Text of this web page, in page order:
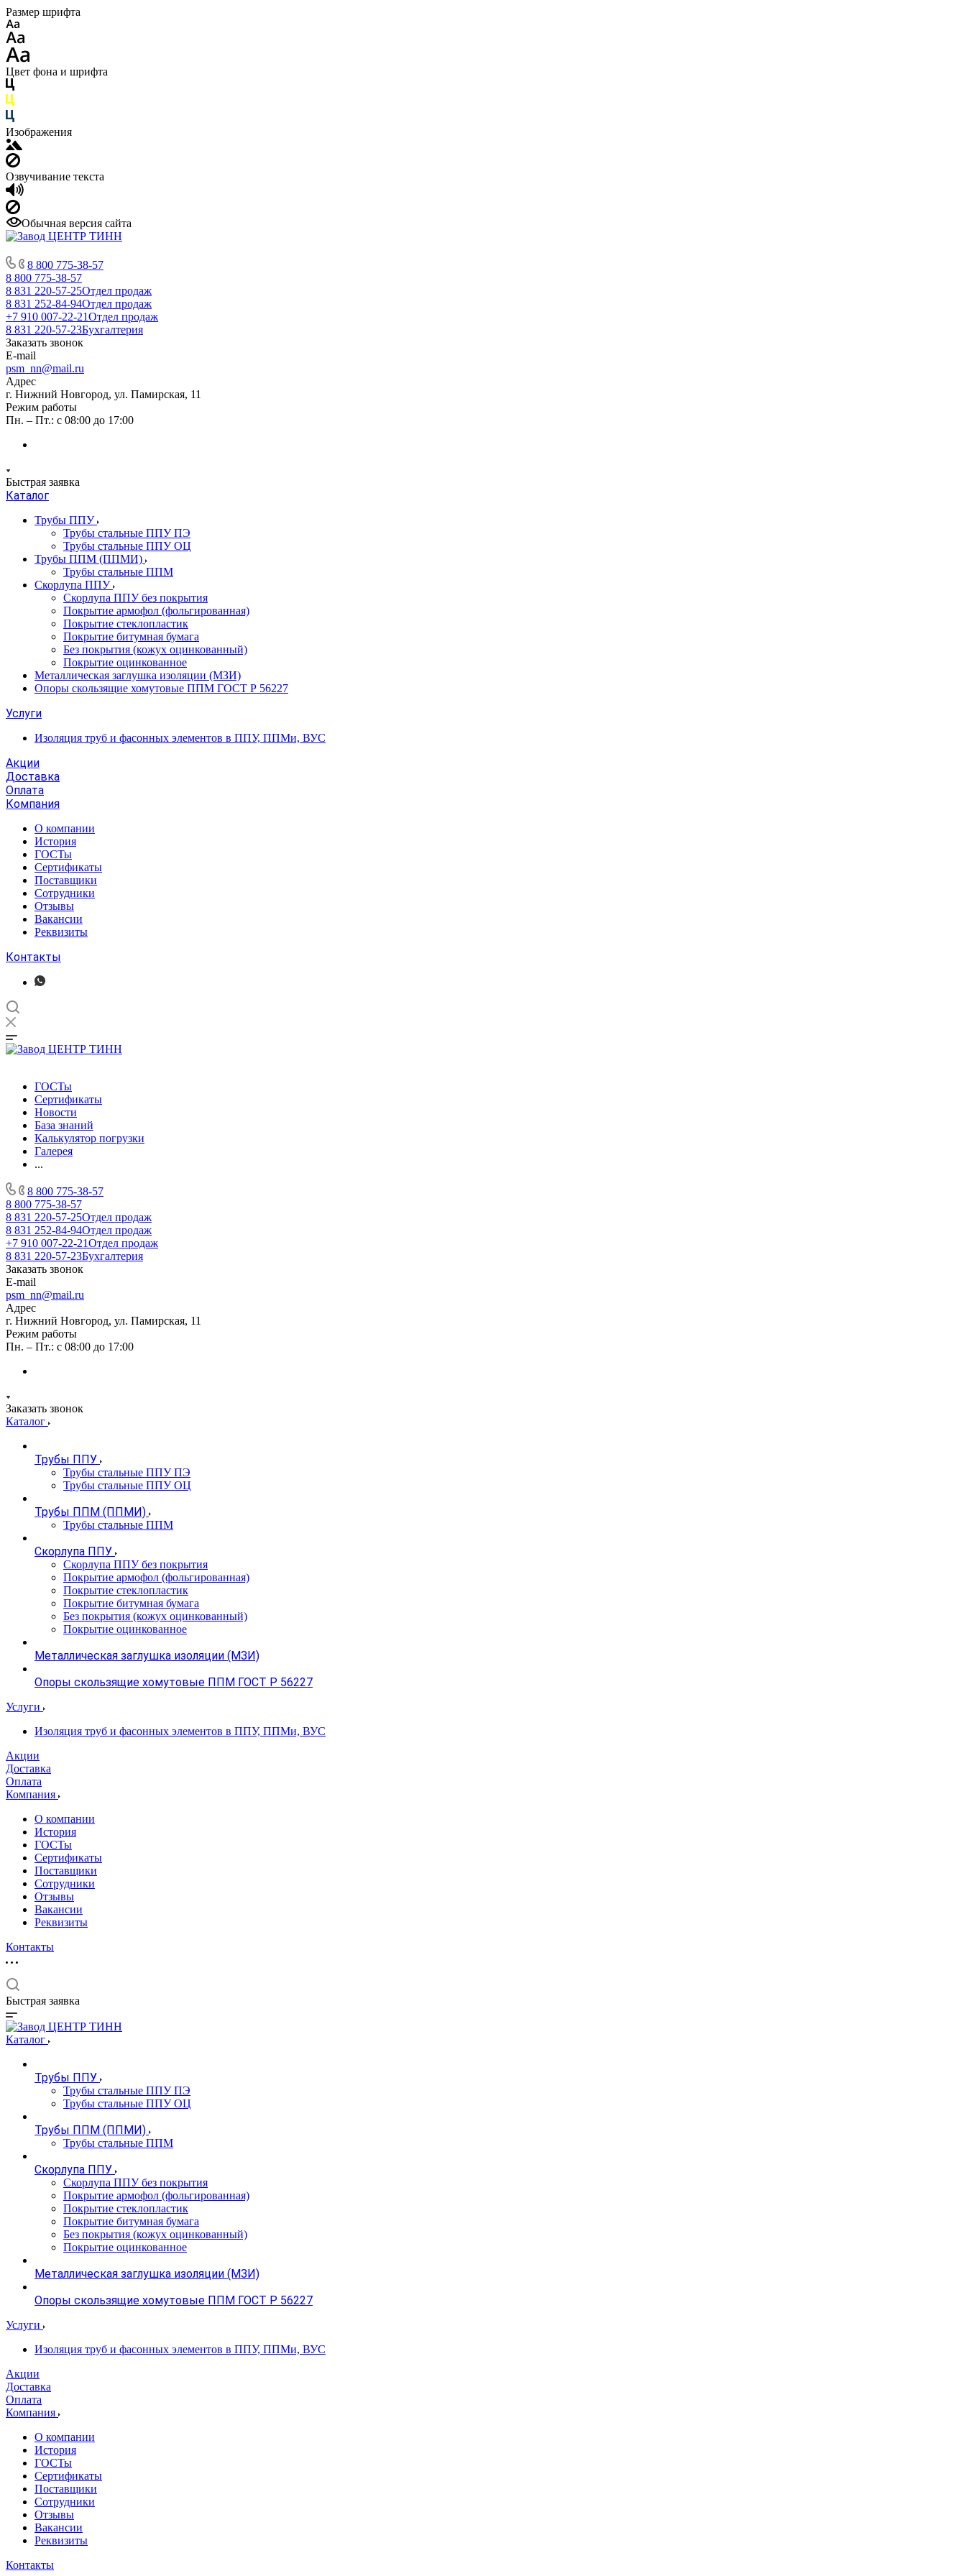
Размер шрифта
Цвет фона и шрифта
Изображения
Озвучивание текста
Обычная версия сайта
8 800 775-38-57
8 800 775-38-57
8 831 220-57-25Отдел продаж
8 831 252-84-94Отдел продаж
+7 910 007-22-21Отдел продаж
8 831 220-57-23Бухгалтерия
Заказать звонок
E-mail
psm_nn@mail.ru
Адрес
г. Нижний Новгород, ул. Памирская, 11
Режим работы
Пн. – Пт.: с 08:00 до 17:00
Быстрая заявка
Каталог
Трубы ППУ
Трубы стальные ППУ ПЭ
Трубы стальные ППУ ОЦ
Трубы ППМ (ППМИ)
Трубы стальные ППМ
Скорлупа ППУ
Скорлупа ППУ без покрытия
Покрытие армофол (фольгированная)
Покрытие стеклопластик
Покрытие битумная бумага
Без покрытия (кожух оцинкованный)
Покрытие оцинкованное
Металлическая заглушка изоляции (МЗИ)
Опоры скользящие хомутовые ППМ ГОСТ Р 56227
Услуги
Изоляция труб и фасонных элементов в ППУ, ППМи, ВУС
Акции
Доставка
Оплата
Компания
О компании
История
ГОСТы
Сертификаты
Поставщики
Сотрудники
Отзывы
Вакансии
Реквизиты
Контакты
ГОСТы
Сертификаты
Новости
База знаний
Калькулятор погрузки
Галерея
...
8 800 775-38-57
8 800 775-38-57
8 831 220-57-25Отдел продаж
8 831 252-84-94Отдел продаж
+7 910 007-22-21Отдел продаж
8 831 220-57-23Бухгалтерия
Заказать звонок
E-mail
psm_nn@mail.ru
Адрес
г. Нижний Новгород, ул. Памирская, 11
Режим работы
Пн. – Пт.: с 08:00 до 17:00
Заказать звонок
Каталог
Трубы ППУ
Трубы стальные ППУ ПЭ
Трубы стальные ППУ ОЦ
Трубы ППМ (ППМИ)
Трубы стальные ППМ
Скорлупа ППУ
Скорлупа ППУ без покрытия
Покрытие армофол (фольгированная)
Покрытие стеклопластик
Покрытие битумная бумага
Без покрытия (кожух оцинкованный)
Покрытие оцинкованное
Металлическая заглушка изоляции (МЗИ)
Опоры скользящие хомутовые ППМ ГОСТ Р 56227
Услуги
Изоляция труб и фасонных элементов в ППУ, ППМи, ВУС
Акции
Доставка
Оплата
Компания
О компании
История
ГОСТы
Сертификаты
Поставщики
Сотрудники
Отзывы
Вакансии
Реквизиты
Контакты
Быстрая заявка
Каталог
Трубы ППУ
Трубы стальные ППУ ПЭ
Трубы стальные ППУ ОЦ
Трубы ППМ (ППМИ)
Трубы стальные ППМ
Скорлупа ППУ
Скорлупа ППУ без покрытия
Покрытие армофол (фольгированная)
Покрытие стеклопластик
Покрытие битумная бумага
Без покрытия (кожух оцинкованный)
Покрытие оцинкованное
Металлическая заглушка изоляции (МЗИ)
Опоры скользящие хомутовые ППМ ГОСТ Р 56227
Услуги
Изоляция труб и фасонных элементов в ППУ, ППМи, ВУС
Акции
Доставка
Оплата
Компания
О компании
История
ГОСТы
Сертификаты
Поставщики
Сотрудники
Отзывы
Вакансии
Реквизиты
Контакты